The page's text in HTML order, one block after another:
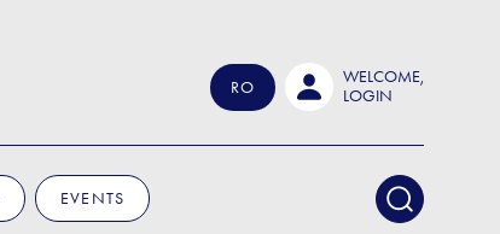
RO
WELCOME,
LOGIN
EVENTS